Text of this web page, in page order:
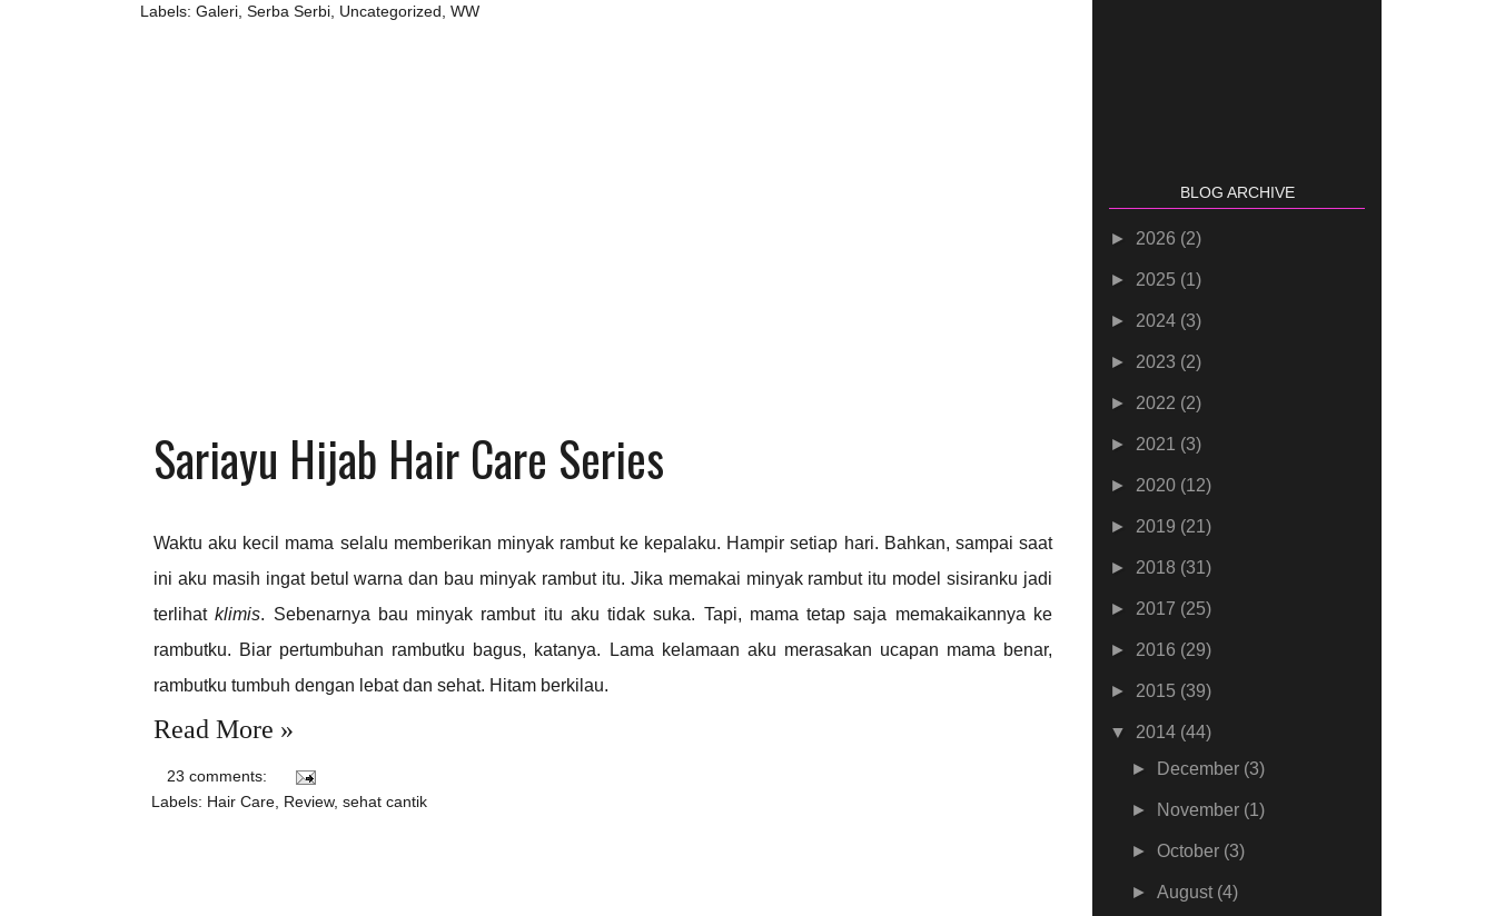
Labels: Galeri Serba Serbi Uncategorized WW
Sariayu Hijab Hair Care Series
Waktu aku kecil mama selalu memberikan minyak rambut ke kepalaku. Hampir setiap hari. Bahkan, sampai saat
ini aku masih ingat betul warna dan bau minyak rambut itu. Jika memakai minyak rambut itu model sisiranku jadi
terlihatklimis. Sebenarnya bau minyak rambut itu aku tidak suka. Tapi, mama tetap saja memakaikannya ke
rambutku. Biar pertumbuhan rambutku bagus, katanya. Lama kelamaan aku merasakan ucapan mama benar,
rambutku tumbuh dengan lebat dan sehat. Hitam berkilau.
Read More »
23 comments:
Labels: Hair Care Review, sehat cantik
BLOG ARCHIVE
► 2026 (2)
► 2025 (1)
► 2024 (3)
► 2023 (2)
► 2022 (2)
► 2021 (3)
► 2020 (12)
► 2019 (21)
► 2018 (31)
► 2017 (25)
► 2016 (29)
► 2015 (39)
▼ 2014 (44)
►
December (3)
► November (1)
►October (3)
►August (4)